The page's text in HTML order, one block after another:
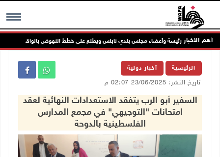
MENU أهم الاخبار
يستقبل رئيسة وأعضاء مجلس بلدي نابلس ويطلع على خطط النهوض بالواقع التنموي
الرئيسية أخبار دولية
تاريخ النشر: 23/06/2025 02:07 م
السفير أبو الرب يتفقد الاستعدادات النهائية لعقد
امتحانات "التوجيهي" في مجمع المدارس
الفلسطينية بالدوحة